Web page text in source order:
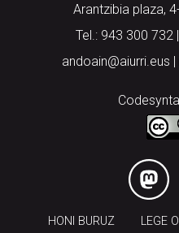
Arantzibia plaza,
Tel.: 943 300 732
andoain@aiurri.eus
HONI BURUZ LEGE